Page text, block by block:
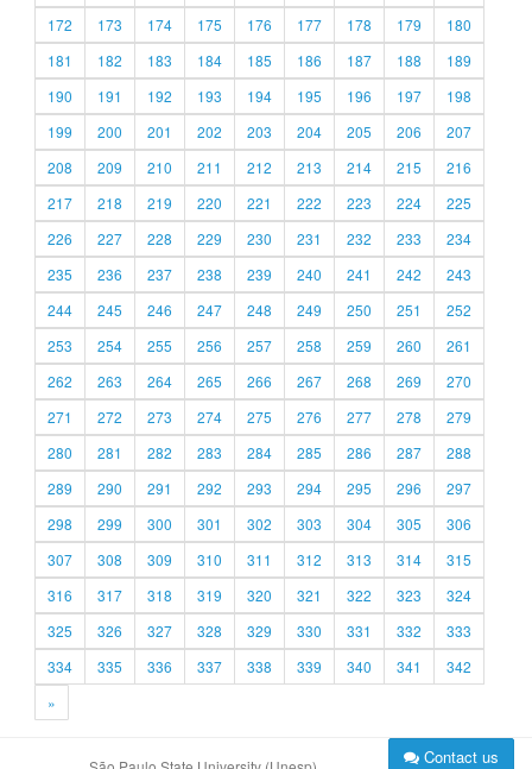
172
173 174 175 176 177 178 179
180
181
182 183 184 185 186 187 188
189
190
191 192 193 194 195 196 197
198
199
200 201 202 203 204 205 206
207
208
209 210 211 212 213 214 215
216
217
218 219 220 221 222 223 224
225
226
227 228 229 230 231 232 233
234
235
236 237 238 239 240 241 242
243
244
245 246 247 248 249 250 251
252
253
254 255 256 257 258 259 260
261
262
263 264 265 266 267 268 269
270
271
272 273 274 275 276 277 278
279
280
281 282 283 284 285 286 287
288
289
290 291 292 293 294 295 296
297
298
299 300 301 302 303 304 305
306
307
308 309 310 311 312 313 314
315
316
317 318 319 320 321 322 323
324
325
326 327 328 329 330 331 332
333
334
335 336 337 338 339 340 341
342
»
Contact us